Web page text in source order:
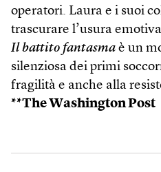
operatori. Laura e i suoi
trascurare l’usura
Il battito fantasma è un
silenziosa dei primi
fragilità e anche alla
**The Washington Post